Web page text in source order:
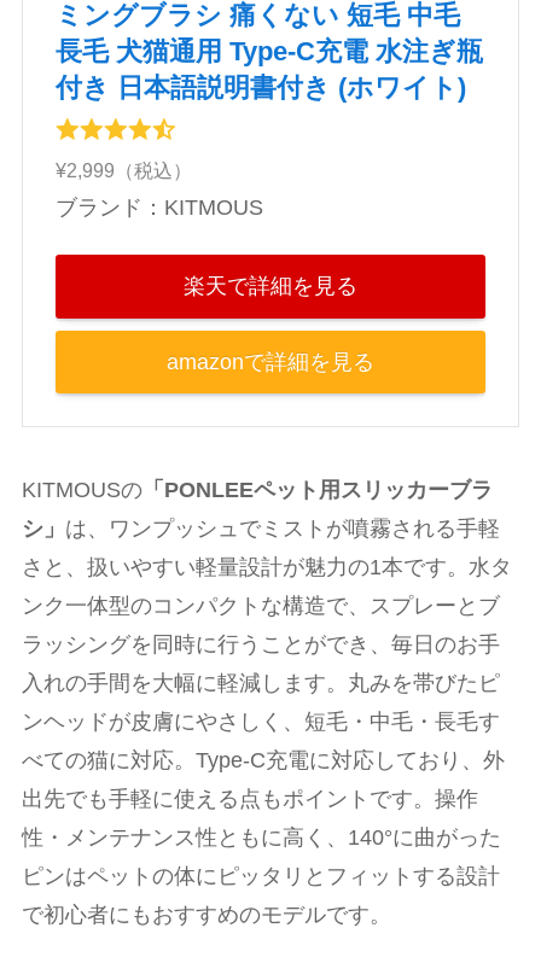
ミングブラシ 痛くない 短毛 中毛
長毛 犬猫通用 Type-C充電 水注ぎ瓶
付き 日本語説明書付き (ホワイト)
¥2,999（税込）
ブランド：KITMOUS
楽天で詳細を見る
amazonで詳細を見る
KITMOUSの「PONLEEペット用スリッカーブラ
シ」 は、ワンプッシュでミストが噴霧される手軽
さと、扱いやすい軽量設計が魅力の1本です。水タ
ンク一体型のコンパクトな構造で、スプレーとブ
ラッシングを同時に行うことができ、毎日のお手
入れの手間を大幅に軽減します。丸みを帯びたピ
ンヘッドが皮膚にやさしく、短毛・中毛・長毛す
べての猫に対応。Type-C充電に対応しており、外
出先でも手軽に使える点もポイントです。操作
性・メンテナンス性ともに高く、140°に曲がった
ピンはペットの体にピッタリとフィットする設計
で初心者にもおすすめのモデルです。